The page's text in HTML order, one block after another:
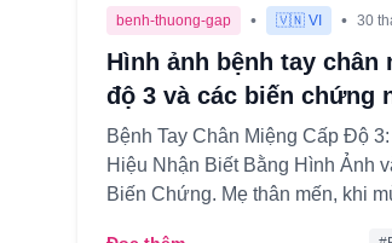
benh-thuong-gap • 🇻🇳 VI • 30
Hình ảnh bệnh tay chân
độ 3 và các biến chứng
Bệnh Tay Chân Miệng Cấp Độ
Hiệu Nhận Biết Bằng Hình Ảnh
Biến Chứng. Mẹ thân mến, khi